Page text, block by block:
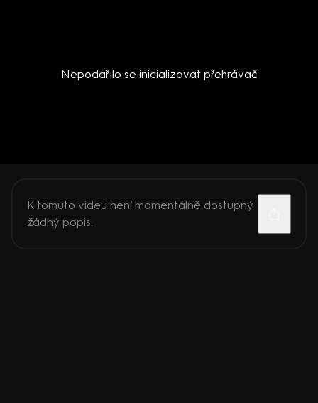
Nepodařilo se inicializovat přehrávač
K tomuto videu není momentálně dostupný
žádný popis.